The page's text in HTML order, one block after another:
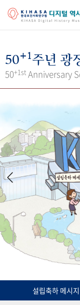
걸어온 길 기관 변천
키워
간행물 변천사
기록물 아카이브
사진 아카이브 문
50+1 주년 기념
성과 50선 숫자로
세계와 함께 한
VR 역사관
50+1주년 광
50+1st Anniversary
설립축하 메시지